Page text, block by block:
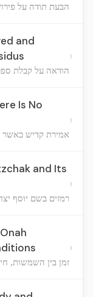
הבעת תודה על
and
הודאה על קבלת
›
Is No
אמירת קדיש כאשר
›
and Its
רמזים בשם יוסף
›
זמן בין השמשות,
›